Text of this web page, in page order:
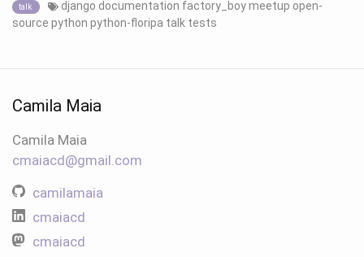
talk django documentation factory_boymeetup open-
source python python-floripa talk tests
Camila Maia
Camila Maia
cmaiacd@gmail.com
camilamaia
cmaiacd
cmaiacd